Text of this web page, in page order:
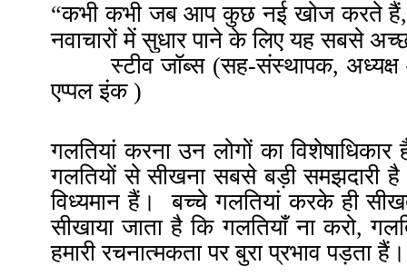
“कभी कभी जब आप कुछ नई खोज करते हैं
नवाचारों में सुधार पाने के लिए यह सबसे
स्टीव जॉब्स (सह-संस्थापक,
एप्पल इंक )
गलतियां करना उन लोगों का
गलतियों से सीखना सबसे बड़ी समझदारी है
विध्यमान हैं।
बच्चे गलतियां करके ही
सीखाया जाता है कि गलतियाँ ना करो,
हमारी रचनात्मकता पर बुरा प्रभाव पड़ता हैं ।